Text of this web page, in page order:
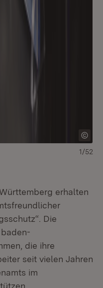
1/52
erhalten
Die
die ihre
seit vielen Jahren
im